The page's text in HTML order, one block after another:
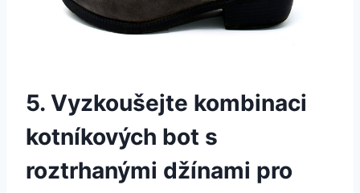
5.‌ Vyzkoušejte ​kombinaci
kotníkových ⁤bot s ​
roztrhanými ‌džínami pro